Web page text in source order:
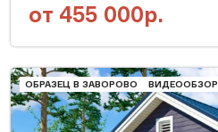
от 455 000р.
ОБРАЗЕЦ В ЗАВОРОВО ВИДЕООБЗОР